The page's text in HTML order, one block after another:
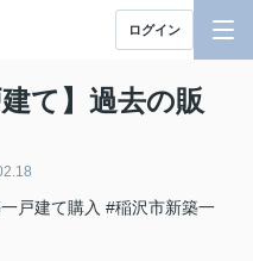
ログイン
て】過去の販
戸建て購入 #稲沢市新築一